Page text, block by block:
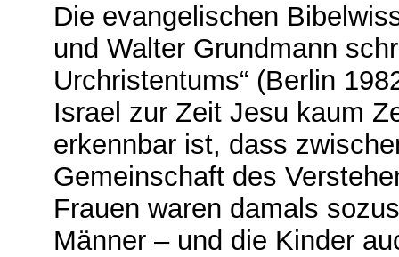
Die evangelischen
und Walter Grundmann
Urchristentums“ (Berlin
Israel zur Zeit Jesu kaum
erkennbar ist, dass
Gemeinschaft des
Frauen waren damals
Männer – und die Kinder